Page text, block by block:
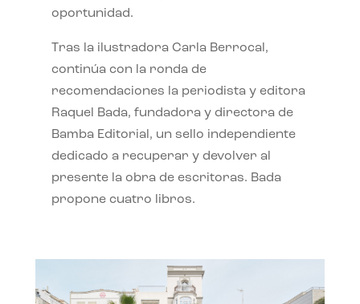
oportunidad.
Tras la ilustradora Carla Berrocal,
continúa con la ronda de
recomendaciones la periodista y editora
Raquel Bada, fundadora y directora de
Bamba Editorial, un sello independiente
dedicado a recuperar y devolver al
presente la obra de escritoras. Bada
propone cuatro libros.